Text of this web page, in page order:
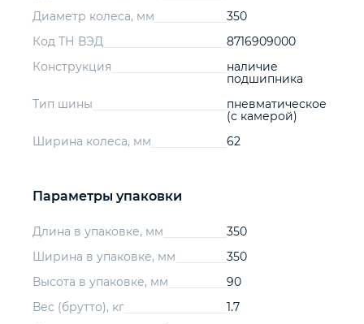
Диаметр колеса, мм
350
Код ТН ВЭД
8716909000
Конструкция
наличие
подшипника
Тип шины
пневматическое
(с камерой)
Ширина колеса, мм
62
Параметры упаковки
Длина в упаковке, мм
350
Ширина в упаковке, мм
350
Высота в упаковке, мм
90
Вес (брутто), кг
1.7